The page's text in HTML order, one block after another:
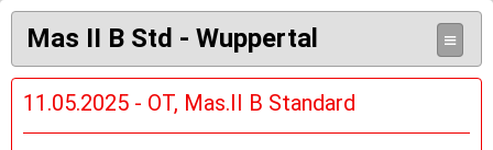
Mas II B Std - Wuppertal ≡
11.05.2025 - OT, Mas.II B Standard